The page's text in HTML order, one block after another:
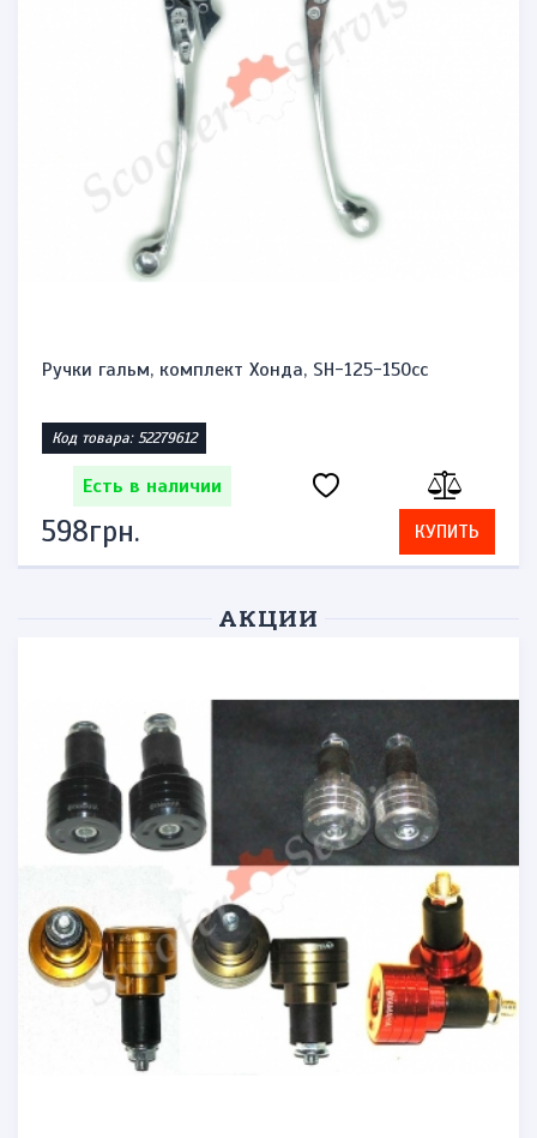
Сальники передньої вилки 51153-45F00-00 Сузукі
Код товара: 42387501
Есть в наличии
736грн. КУПИТЬ
АКЦИИ